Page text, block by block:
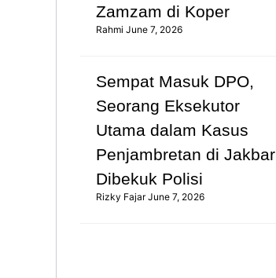
Zamzam di Koper
RahmiJune 7, 2026
Sempat Masuk DPO,
Seorang Eksekutor
Utama dalam Kasus
Penjambretan di Jakbar
Dibekuk Polisi
Rizky FajarJune 7, 2026